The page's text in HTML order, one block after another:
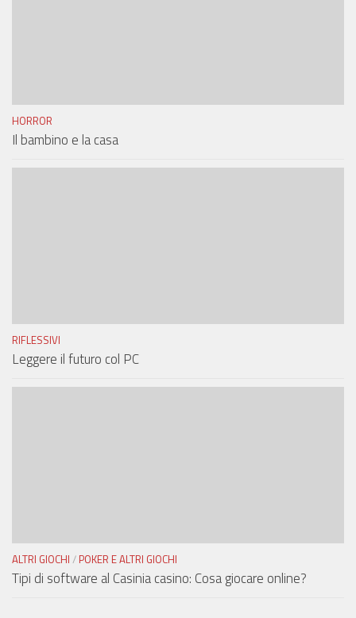
HORROR
Il bambino e la casa
RIFLESSIVI
Leggere il futuro col PC
ALTRI GIOCHI / POKER E ALTRI GIOCHI
Tipi di software al Casinia casino: Cosa giocare online?